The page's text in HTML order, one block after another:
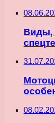
Виды,